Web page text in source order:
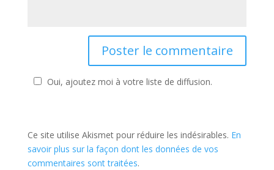
Oui, ajoutez moi à votre liste de diffusion.
Ce site utilise Akismet pour réduire les indésirables. En
savoir plus sur la façon dont les données de vos
commentaires sont traitées.